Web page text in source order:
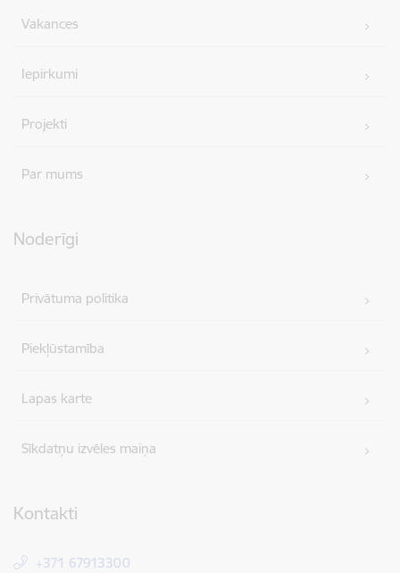
Vakances
Iepirkumi
Projekti
Par mums
Noderīgi
Privātuma politika
Piekļūstamība
Lapas karte
Sīkdatņu izvēles maiņa
Kontakti
+371 67913300